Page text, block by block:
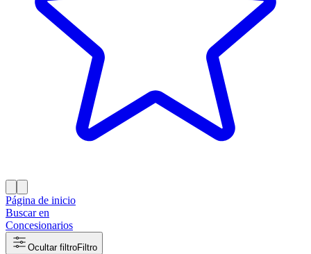
Página de inicio
Buscar en
Concesionarios
Ocultar filtroFiltro